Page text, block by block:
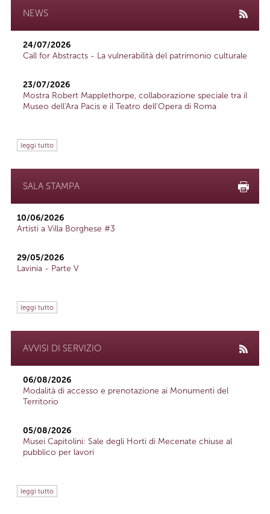
NEWS
24/07/2026
Call for Abstracts - La vulnerabilità del patrimonio culturale
23/07/2026
Mostra Robert Mapplethorpe, collaborazione speciale tra il
Museo dell'Ara Pacis e il Teatro dell'Opera di Roma
leggi tutto
SALA STAMPA
10/06/2026
Artisti a Villa Borghese #3
29/05/2026
Lavinia - Parte V
leggi tutto
AVVISI DI SERVIZIO
06/08/2026
Modalità di accesso e prenotazione ai Monumenti del
Territorio
05/08/2026
Musei Capitolini: Sale degli Horti di Mecenate chiuse al
pubblico per lavori
leggi tutto